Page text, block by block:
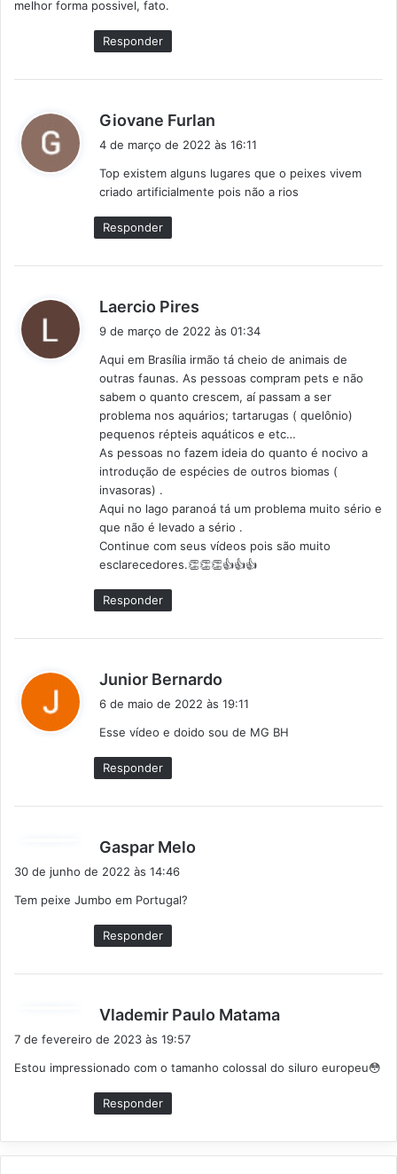
e
:
melhor forma possivel, fato.
Responder
Giovane Furlan
i
s
e
4 de março de 2022 às 16:11
Top existem alguns lugares que o peixes vivem
criado artificialmente pois não a rios
Responder
Laercio Pires
i
s
e
:
9 de março de 2022 às 01:34
Aqui em Brasília irmão tá cheio de animais de
outras faunas. As pessoas compram pets e não
sabem o quanto crescem, aí passam a ser
problema nos aquários; tartarugas ( quelônio)
pequenos répteis aquáticos e etc…
As pessoas no fazem ideia do quanto é nocivo a
introdução de espécies de outros biomas (
invasoras) .
Aqui no lago paranoá tá um problema muito sério e
que não é levado a sério .
Continue com seus vídeos pois são muito
esclarecedores.👏👏👏👍👍👍
Responder
Junior Bernardo
s
6 de maio de 2022 às 19:11
Esse vídeo e doido sou de MG BH
Responder
Gaspar Melo
30 de junho de 2022 às 14:46
Tem peixe Jumbo em Portugal?
Responder
Vlademir Paulo Matama
s
7 de fevereiro de 2023 às 19:57
Estou impressionado com o tamanho colossal do siluro europeu😳
Responder